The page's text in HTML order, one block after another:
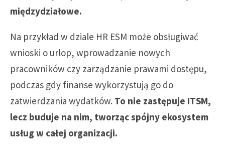
międzydziałowe.
Na przykład w dziale HR ESM może obsługiwać
wnioski o urlop, wprowadzanie nowych
pracowników czy zarządzanie prawami dostępu,
podczas gdy finanse wykorzystują go do
zatwierdzania wydatków. To nie zastępuje ITSM,
lecz buduje na nim, tworząc spójny ekosystem
usług w całej organizacji.